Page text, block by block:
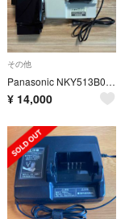
その他
Panasonic NKY513B02B電動自転車用バッテリー 本体＆充電器
¥ 14,000